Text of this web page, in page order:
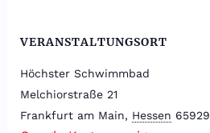
VERANSTALTUNGSORT
Höchster Schwimmbad
Melchiorstraße 21
Frankfurt am Main, Hessen 65929